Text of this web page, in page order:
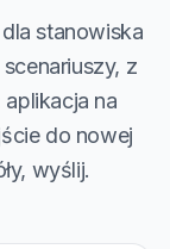
stanowiska
z
na
do nowej
wyślij.